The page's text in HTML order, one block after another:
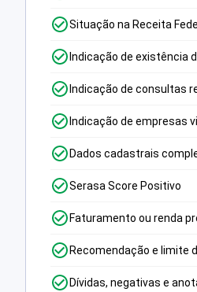
Situação na Receita
Indicação de existência
Indicação de consultas
Indicação de empresas
Dados cadastrais
Serasa Score Positivo
Faturamento ou renda
Recomendação e limite
Dívidas, negativas e